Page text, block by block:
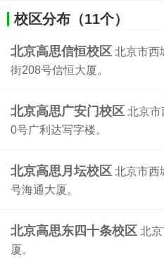
校区分布（11个）
北京高思信恒校区 北京市西
街208号信恒大厦。
北京高思广安门校区 北京市
0号广利达写字楼。
北京高思月坛校区 北京市西
号海通大厦。
北京高思东四十条校区 北
厦。